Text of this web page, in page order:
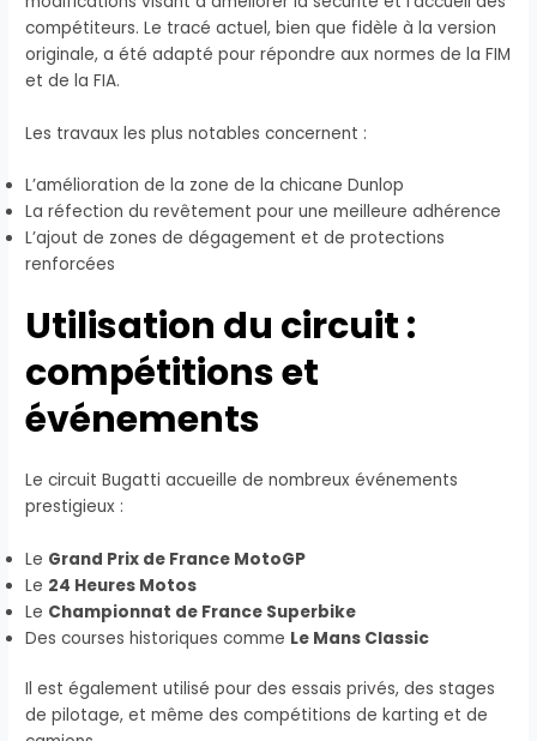
compétiteurs. Le tracé actuel, bien que fidèle à la version
originale, a été adapté pour répondre aux normes de la FIM
et de la FIA.
Les travaux les plus notables concernent :
L’amélioration de la zone de la chicane Dunlop
La réfection du revêtement pour une meilleure adhérence
L’ajout de zones de dégagement et de protections
renforcées
Utilisation du circuit :
compétitions et
événements
Le circuit Bugatti accueille de nombreux événements
prestigieux :
Le Grand Prix de France MotoGP
Le 24 Heures Motos
Le Championnat de France Superbike
Des courses historiques comme Le Mans Classic
Il est également utilisé pour des essais privés, des stages
de pilotage, et même des compétitions de karting et de